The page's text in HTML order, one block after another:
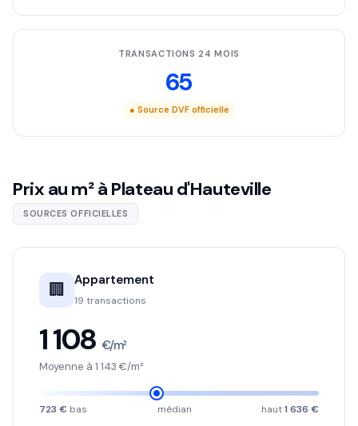
TRANSACTIONS 24 MOIS
65
● Source DVF officielle
Prix au m² à Plateau d'Hauteville
SOURCES OFFICIELLES
🏢 Appartement
19 transactions
1 108 €/m²
Moyenne à 1 143 €/m²
723 € bas médian haut1 636 €